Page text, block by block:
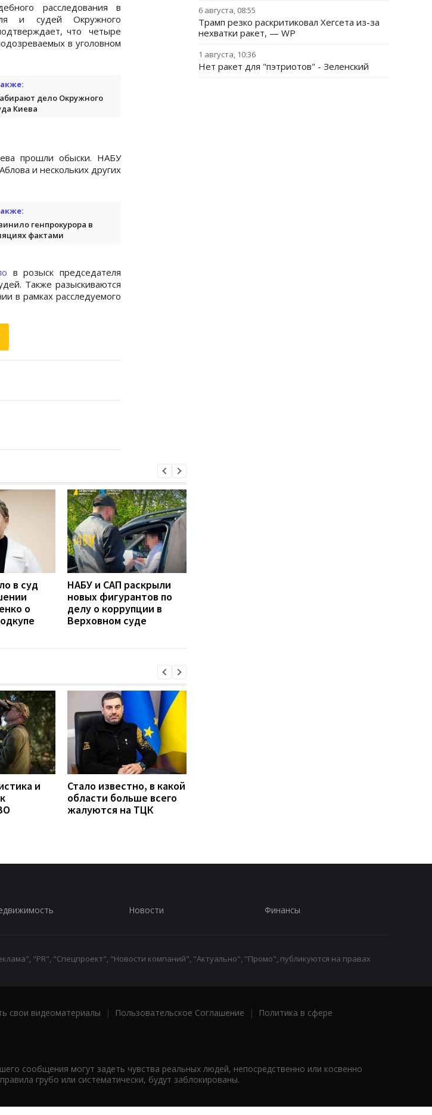
расследования в
и судей Окружного
что четыре
в уголовном
дело Окружного
Киева
прошли обыски. НАБУ
и нескольких других
генпрокурора в
фактами
в розыск председателя
Также разыскиваются
в рамках расследуемого
в суд
о
НАБУ и САП раскрыли
новых фигурантов по
делу о коррупции в
Верховном суде
и
Стало известно, в какой
области больше всего
жалуются на ТЦК
6 августа, 08:55
Трамп резко раскритиковал Хегсета из-за
нехватки ракет, — WP
1 августа, 10:36
Нет ракет для "пэтриотов" - Зеленский
Новости Финансы
"PR", "Спецпроект", "Новости компаний", "Актуально", "Промо", публикуются на правах
свои видеоматериалы | Пользовательское Соглашение |
Политика в сфере
сообщения могут задеть чувства реальных людей, непосредственно или косвенно
грубо или систематически, будут заблокированы.